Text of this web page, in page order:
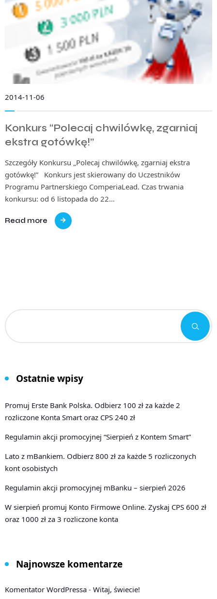
2014-11-06
Konkurs “Polecaj chwilówkę, zgarniaj
ekstra gotówkę!”
Szczegóły Konkursu „Polecaj chwilówkę, zgarniaj ekstra
gotówkę!” Konkurs jest skierowany do Uczestników
Programu Partnerskiego ComperiaLead. Czas trwania
konkursu: od 6 listopada do 22…
Read more
Ostatnie wpisy
Promuj Erste Bank Polska. Odbierz 100 zł za każde 2
rozliczone Konta Smart oraz CPS 240 zł
Regulamin akcji promocyjnej “Sierpień z Kontem Smart”
Lato z mBankiem. Odbierz 800 zł za każde 5 rozliczonych
kont osobistych
Regulamin akcji promocyjnej mBanku – sierpień 2026
W sierpień promuj Konto Firmowe Online. Zyskaj CPS 600 zł
oraz 1000 zł za 3 rozliczone konta
Najnowsze komentarze
Komentator WordPressa - Witaj, świecie!